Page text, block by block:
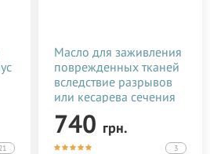
21
Масло для заживления
поврежденных тканей
вследствие разрывов
или кесарева сечения
Baby Teva Stitol 50 мл
740 грн.
3